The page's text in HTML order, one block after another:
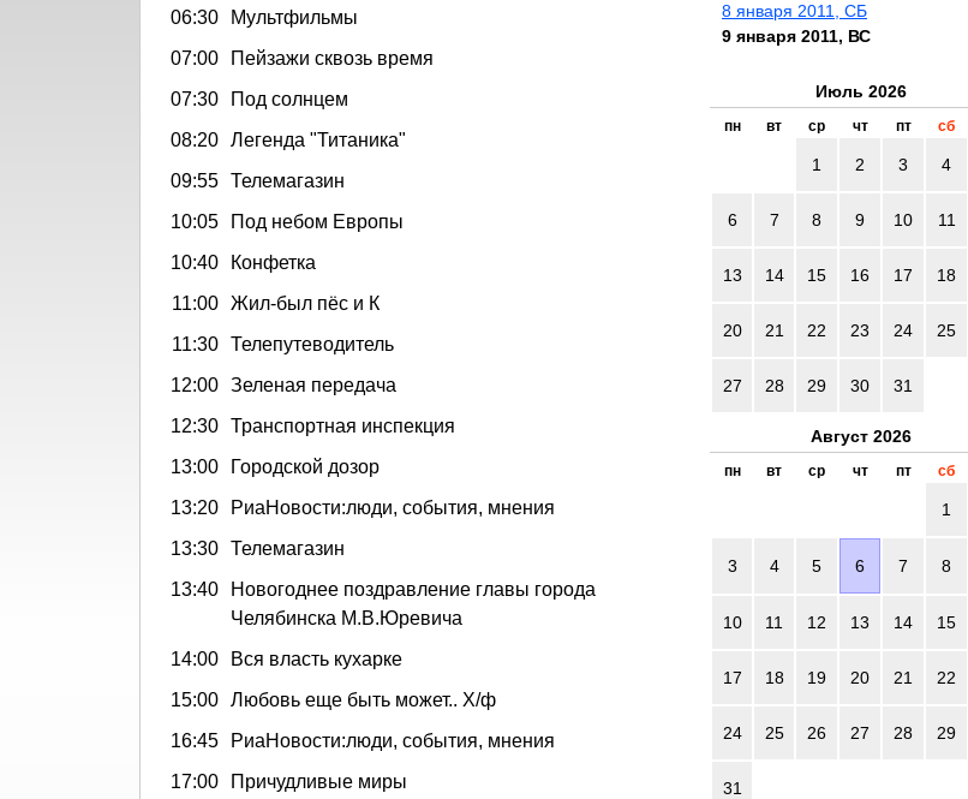
06:30
Мультфильмы
07:00
Пейзажи сквозь время
07:30
Под солнцем
08:20 Легенда "Титаника"
09:55 Телемагазин
10:05
Под небом Европы
10:40
Конфетка
11:00 Жил-был пёс и К
11:30 Телепутеводитель
12:00 Зеленая передача
12:30 Транспортная инспекция
13:00
Городской дозор
13:20
РиаНовости:люди, события, мнения
13:30 Телемагазин
13:40
Новогоднее поздравление главы города
Челябинска М.В.Юревича
14:00
Вся власть кухарке
15:00 Любовь еще быть может.. Х/ф
16:45
РиаНовости:люди, события, мнения
17:00
Причудливые миры
8 января 2011, СБ
9 января 2011, ВС
Июль 2026
пн вт ср чт пт сб
1 2 3 4
6 7 8 9 10 11
13 14 15 16 17 18
20 21 22 23 24 25
27 28 29 30 31
Август 2026
пн вт ср чт пт сб
1
3 4 5 6 7 8
10 11 12 13 14 15
17 18 19 20 21 22
24 25 26 27 28 29
31